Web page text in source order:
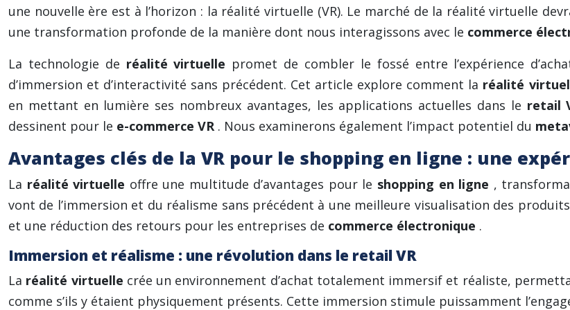
une nouvelle ère est à l’horizon : la réalité virtuelle (VR). Le marché de la réalité virtuelle
une transformation profonde de la manière dont nous interagissons avec le commerce
La technologie de réalité virtuelle promet de combler le fossé entre l’expérience
d’immersion et d’interactivité sans précédent. Cet article explore comment la réalité
en mettant en lumière ses nombreux avantages, les applications actuelles dans le retail
dessinent pour le e-commerce VR . Nous examinerons également l’impact potentiel du
Avantages clés de la VR pour le shopping en ligne : une
La réalité virtuelle offre une multitude d’avantages pour le shopping en ligne ,
vont de l’immersion et du réalisme sans précédent à une meilleure visualisation des
et une réduction des retours pour les entreprises de commerce électronique .
Immersion et réalisme : une révolution dans le retail VR
La réalité virtuelle crée un environnement d’achat totalement immersif et réaliste,
comme s’ils y étaient physiquement présents. Cette immersion stimule puissamment